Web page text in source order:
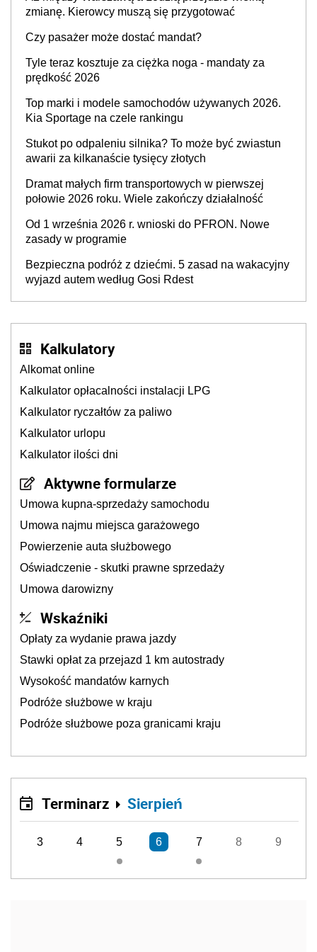
zmianę. Kierowcy muszą się przygotować
Czy pasażer może dostać mandat?
Tyle teraz kosztuje za ciężka noga - mandaty za
prędkość 2026
Top marki i modele samochodów używanych 2026.
Kia Sportage na czele rankingu
Stukot po odpaleniu silnika? To może być zwiastun
awarii za kilkanaście tysięcy złotych
Dramat małych firm transportowych w pierwszej
połowie 2026 roku. Wiele zakończy działalność
Od 1 września 2026 r. wnioski do PFRON. Nowe
zasady w programie
Bezpieczna podróż z dziećmi. 5 zasad na wakacyjny
wyjazd autem według Gosi Rdest
Kalkulatory
Alkomat online
Kalkulator opłacalności instalacji LPG
Kalkulator ryczałtów za paliwo
Kalkulator urlopu
Kalkulator ilości dni
Aktywne formularze
Umowa kupna-sprzedaży samochodu
Umowa najmu miejsca garażowego
Powierzenie auta służbowego
Oświadczenie - skutki prawne sprzedaży
Umowa darowizny
Wskaźniki
Opłaty za wydanie prawa jazdy
Stawki opłat za przejazd 1 km autostrady
Wysokość mandatów karnych
Podróże służbowe w kraju
Podróże służbowe poza granicami kraju
Terminarz Sierpień
3 4 5 6 7 8 9